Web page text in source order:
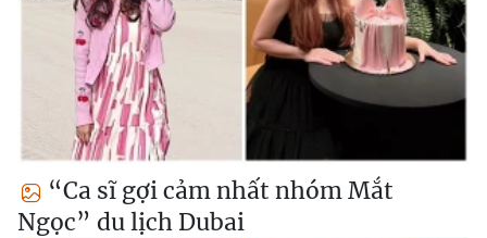
“Ca sĩ gợi cảm nhất nhóm Mắt
Ngọc” du lịch Dubai